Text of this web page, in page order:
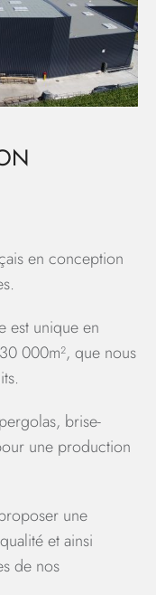
en conception
est unique en
000m², que nous
brise-
une production
une
et ainsi
de nos